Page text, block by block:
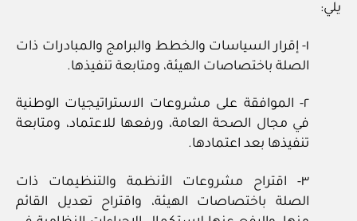
يلي:
١- إقرار السياسات والخطط والبرامج والمبادرات ذات
الصلة باختصاصات الهيئة، ومتابعة تنفيذها.
٢- الموافقة على مشروعات الاستراتيجيات الوطنية
في مجال الصحة العامة، ورفعها للاعتماد، ومتابعة
تنفيذها بعد اعتمادها.
٣- اقتراح مشروعات الأنظمة والتنظيمات ذات
الصلة باختصاصات الهيئة، واقتراح تعديل القائم